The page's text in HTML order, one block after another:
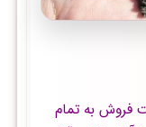
فروش به تمام